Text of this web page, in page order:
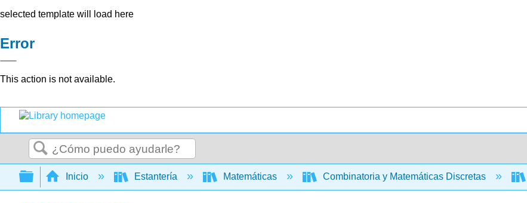
selected template will load here
Error
This action is not available.
Buscar
Expandir/contraer jerarquía global
Inicio Estantería Matemáticas Combinatoria y Matemáticas Discretas